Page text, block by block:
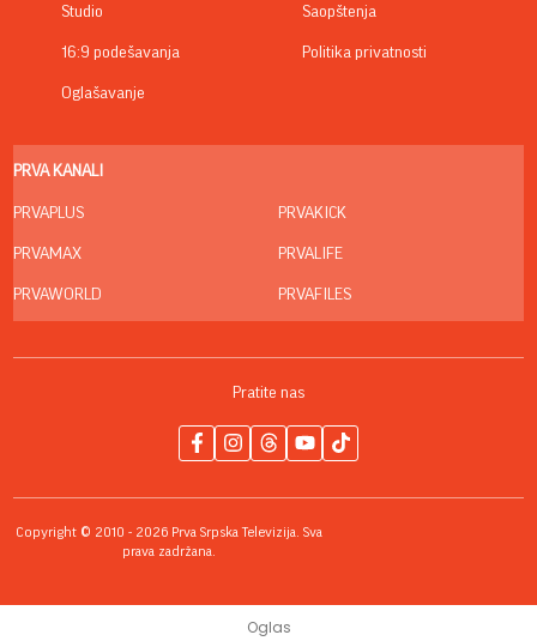
Studio
16:9 podešavanja
Oglašavanje
Saopštenja
Politika privatnosti
PRVA KANALI
PRVAPLUS
PRVAMAX
PRVAWORLD
PRVAKICK
PRVALIFE
PRVAFILES
Pratite nas
Copyright © 2010 - 2026 Prva Srpska Televizija. Sva
prava zadržana.